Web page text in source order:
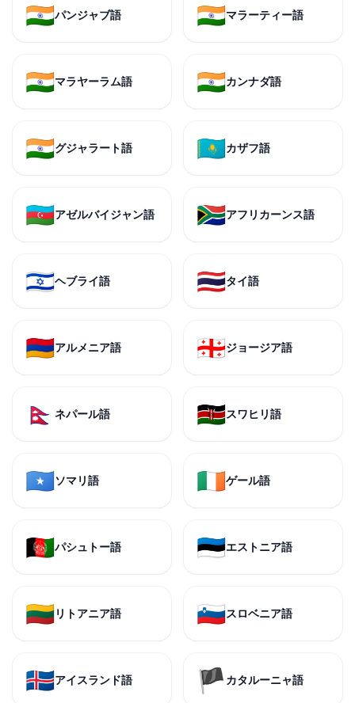
🇮🇳パンジャブ語 🇮🇳マラーティー語
🇮🇳マラヤーラム語 🇮🇳カンナダ語
🇮🇳グジャラート語 🇰🇿カザフ語
🇦🇿アゼルバイジャン語 🇿🇦アフリカーンス語
🇮🇱ヘブライ語 🇹🇭タイ語
🇦🇲アルメニア語 🇬🇪ジョージア語
🇳🇵 ネパール語 🇰🇪スワヒリ語
🇸🇴ソマリ語 🇮🇪ゲール語
🇦🇫パシュトー語 🇪🇪エストニア語
🇱🇹リトアニア語 🇸🇮スロベニア語
🇮🇸アイスランド語 🏴 カタルーニャ語